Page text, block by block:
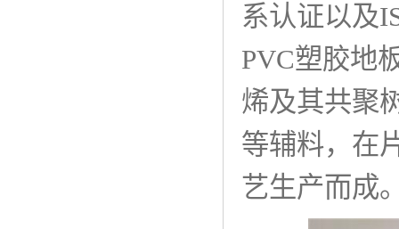
系认证以及
PVC塑胶地
烯及其共聚
等辅料，在
艺生产而成